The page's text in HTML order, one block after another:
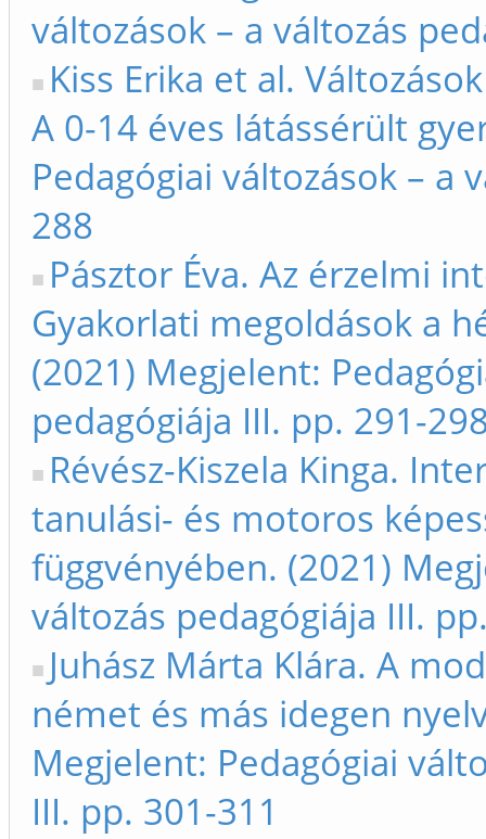
változások – a változás
Kiss Erika et al.
A 0-14 éves látássérült
Pedagógiai változások – a
288
Pásztor Éva. Az érzelmi
Gyakorlati megoldások a
(2021) Megjelent:
pedagógiája III. pp. 291-
Révész-Kiszela Kinga.
tanulási- és motoros
függvényében. (2021)
változás pedagógiája III.
Juhász Márta Klára. A
német és más idegen
Megjelent: Pedagógiai
III. pp. 301-311